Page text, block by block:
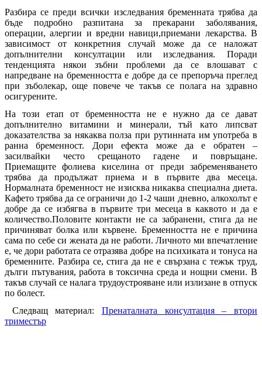
Разбира се преди всички изследвания бременната трябва да
бъде подробно разпитана за прекарани заболявания,
операции, алергии и вредни навици,приемани лекарства. В
зависимост от конкретния случай може да се наложат
допълнителни консултации или изследвания. Поради
тенденцията някои зъбни проблеми да се влошават с
напредване на бременността е добре да се препоръча преглед
при зъболекар, още повече че такъв се полага на здравно
осигурените.
На този етап от бременността не е нужно да се дават
допълнително витамини и минерали, тъй като липсват
доказателства за някаква полза при рутинната им употреба в
ранна бременност. Дори ефекта може да е обратен –
засилвайки често срещаното гадене и повръщане.
Приемащите фолиева киселина от преди забременяването
трябва да продължат приема и в първите два месеца.
Нормалната бременност не изисква никаква специална диета.
Кафето трябва да се ограничи до 1-2 чаши дневно, алкохолът е
добре да се избягва в първите три месеца в каквото и да е
количество.Половите контакти не са забранени, стига да не
причиняват болка или кървене. Бременността не е причина
сама по себе си жената да не работи. Личното ми впечатление
е, че дори работата се отразява добре на психиката и тонуса на
бременните. Разбира се, стига да не е свързана с тежък труд,
дълги пътувания, работа в токсична среда и нощни смени. В
такъв случай се налага трудоустрояване или излизане в отпуск
по болест.
Следващ материал: Пренаталната консултация – втори
триместър